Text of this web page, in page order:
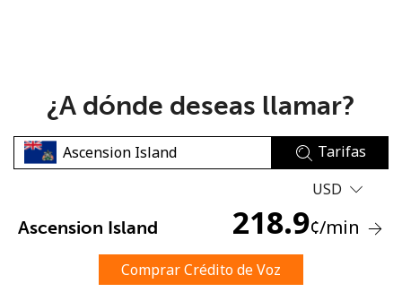
No se ha creado una contraseña
Mínimo 8 caracteres
Una letra mayúscula y una minúscula
¿A dónde deseas llamar?
Tarifas
USD
Ascension Island 218.9¢/min
Comprar Crédito de Voz